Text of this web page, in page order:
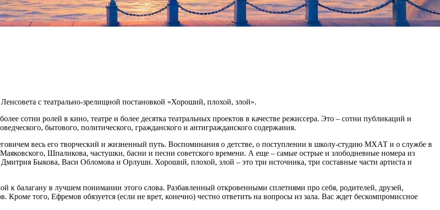
с театрально-зрелищной постановкой «Хороший, плохой, злой».
сотни ролей в кино, театре и более десятка театральных проектов в качестве режиссера. Это – сотни публикаций и
бытового, политического, гражданского и антигражданского содержания.
весь его творческий и жизненный путь. Воспоминания о детстве, о поступлении в школу-студию МХАТ и о службе в
Шпаликова, частушки, басни и песни советского времени. А еще – самые острые и злободневные номера из
Быкова, Васи Обломова и Орлуши. Хороший, плохой, злой – это три источника, три составные части артиста и
к балагану в лучшем понимании этого слова. Разбавленный откровенными сплетнями про себя, родителей, друзей,
Кроме того, Ефремов обязуется (если не врет, конечно) честно ответить на вопросы из зала. Вас ждет бескомпромиссное